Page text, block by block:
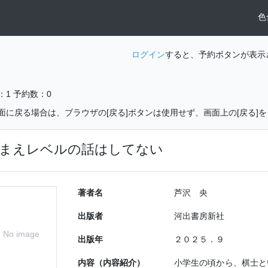
色
ログインすると、予約ボタンが表示
1 予約数：0
に戻る場合は、ブラウザの[戻る]ボタンは使用せず、画面上の[戻る]
えレベルの話はしてない
No image
著者名 芦沢 央
出版者 河出書房新社
出版年 ２０２５．９
内容（内容紹介） 小学生の頃から、棋士